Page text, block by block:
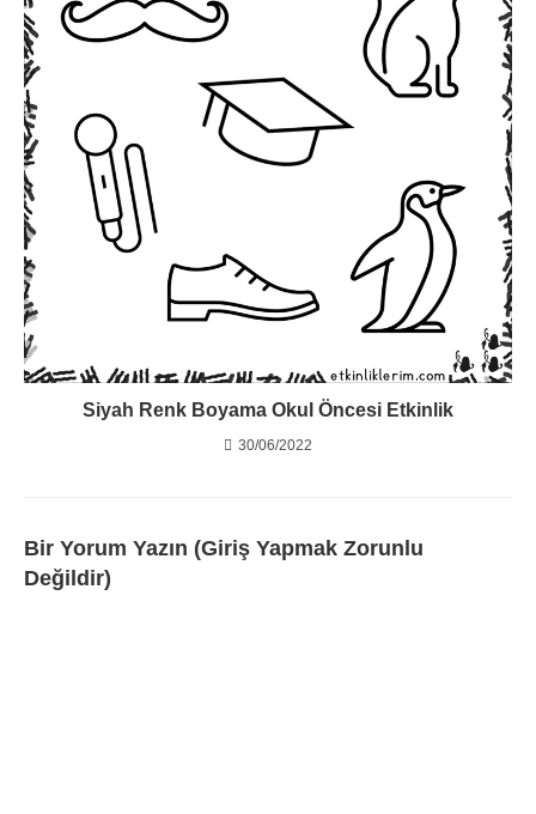
Siyah Renk Boyama Okul Öncesi Etkinlik
30/06/2022
Bir Yorum Yazın (Giriş Yapmak Zorunlu
Değildir)